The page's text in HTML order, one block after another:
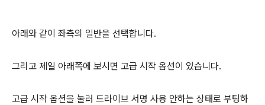
아래와 같이 좌측의 일반을 선택합니다.
그리고 제일 아래쪽에 보시면 고급 시작 옵션이 있습니다.
고급 시작 옵션을 눌러 드라이브 서명 사용 안하는 상태로 부팅하